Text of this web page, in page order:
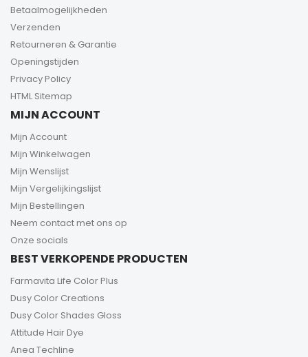
Betaalmogelijkheden
Verzenden
Retourneren & Garantie
Openingstijden
Privacy Policy
HTML Sitemap
MIJN ACCOUNT
Mijn Account
Mijn Winkelwagen
Mijn Wenslijst
Mijn Vergelijkingslijst
Mijn Bestellingen
Neem contact met ons op
Onze socials
BEST VERKOPENDE PRODUCTEN
Farmavita Life Color Plus
Dusy Color Creations
Dusy Color Shades Gloss
Attitude Hair Dye
Anea Techline